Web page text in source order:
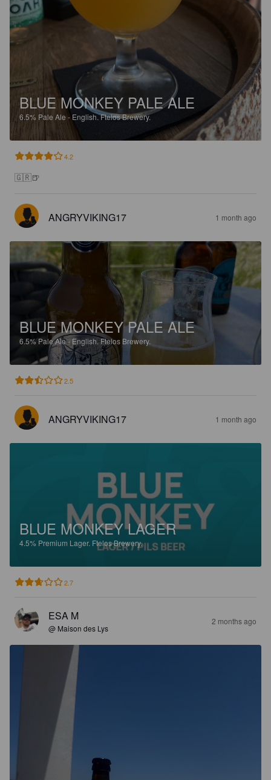
BLUE MONKEY PALE ALE
6.5% Pale Ale - English.Ftelos Brewery.
4.2
🇬🇷🍺
ANGRYVIKING17 1 month ago
BLUE MONKEY PALE ALE
6.5% Pale Ale - English.Ftelos Brewery.
2.5
ANGRYVIKING17 1 month ago
BLUE MONKEY LAGER
4.5% Premium Lager. Ftelos Brewery.
2.7
ESA M
@ Maison des Lys
2 months ago